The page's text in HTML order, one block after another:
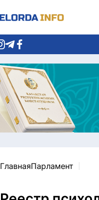
ГлавнаяПарламент